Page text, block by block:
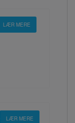
LÆR MERE
LÆR MERE